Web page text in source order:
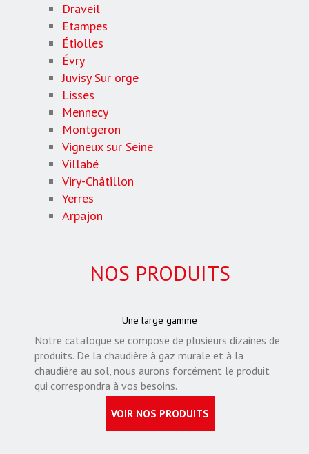
Draveil
Etampes
Étiolles
Évry
Juvisy Sur orge
Lisses
Mennecy
Montgeron
Vigneux sur Seine
Villabé
Viry-Châtillon
Yerres
Arpajon
NOS PRODUITS
Une large gamme
Notre catalogue se compose de plusieurs dizaines de
produits. De la chaudière à gaz murale et à la
chaudière au sol, nous aurons forcément le produit
qui correspondra à vos besoins.
VOIR NOS PRODUITS